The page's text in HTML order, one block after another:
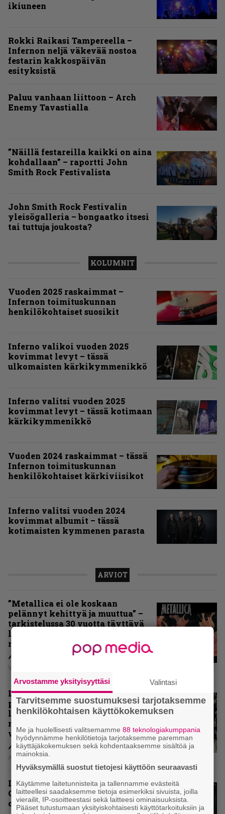
ikiuneen
Rokki Raikasi Tampereella –
Infernon neljä väkevää nostoa
festarin kakkospäivän
esityksistä
Paluu vanhaan liittoon – Arch
Enemy Tavastialla
”Näillä festareilla kaikki on aina
kohdallaan” – raportti John
Smith Rock Festivalista
John Smith Rock Festivalin
yleisögalleria – bongaatko itsesi
tai tuttuja joukosta?
KOLUMNIT
Vuoden 2025 raskaimmat –
Infernon toimituskunnan
henkilökohtaiset suosikit
Inferno valikoi vuoden 2025
kovimmat levyt – tässä
ulkomaisten kärkikymmenikkö
Inferno valitsi vuoden 2025
kovimmat levyt – tässä kotimaan
kärkikymmenikkö
Vuoden 2024 raskaimmat – tässä
Infernon toimituskunnan
henkilökohtaiset kärkiviisikot
Inferno valitsi vuoden 2024
kovimmat albumit – tässä
kotimaisten kymmenen parasta
ARVIOT
”Metallica ei ole koskaan
pelännyt kehittyä ja muuttua” –
tarkistelussa 30 vuotta täyttävä
levy, joka jakaa fanien
mielipiteet
Vesa Siltanen
Levyarvio: Coronerin
paluualbumi 32 vuotta edellisen
levytyksen jälkeen ei voi
mitenkään täyttää odotuksia. Vai
voiko?
Aki Nuopponen
Levyarvio: Dirkschneider & The
Old Gang -albumista ei aina tiedä,
onko se tosissaan tehty vai ei
Arvostamme yksityisyyttäsi Valintasi
Tarvitsemme suostumuksesi tarjotaksemme
henkilökohtaisen käyttökokemuksen
Me ja huolellisesti valitsemamme88 teknologiakumppania
hyödynnämme henkilötietoja tarjotaksemme paremman
käyttäjäkokemuksen sekä kohdentaaksemme sisältöä ja
mainoksia.
Hyväksymällä suostut tietojesi käyttöön seuraavasti
Käytämme laitetunnisteita ja tallennamme evästeitä
laitteellesi saadaksemme tietoja esimerkiksi sivuista, joilla
vierailit, IP-osoitteestasi sekä laitteesi ominaisuuksista.
Pääset tutustumaan yksityiskohtaisesti käyttötarkoituksiin ja